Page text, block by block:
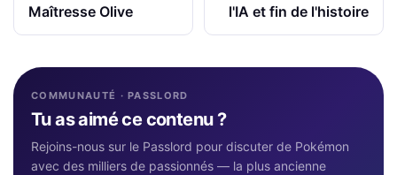
Maîtresse Olive
l'IA et fin de l'histoire
COMMUNAUTÉ · PASSLORD
Tu as aimé ce contenu ?
Rejoins-nous sur le Passlord pour discuter de Pokémon
avec des milliers de passionnés — la plus ancienne